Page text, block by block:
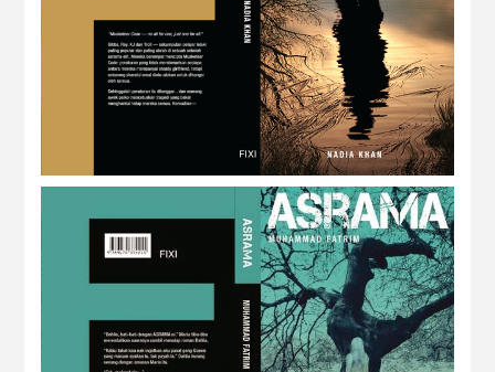
REVIEW NOVEL : GANTUNG by Nadia
Khan
REVIEW NOVEL : ASRAMA by Muhammad
Fatrim